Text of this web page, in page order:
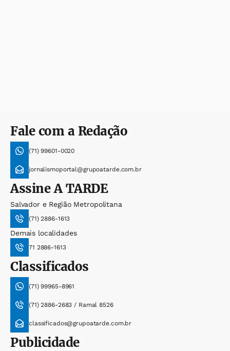
Fale com a Redação
(71) 99601-0020
jornalismoportal@grupoatarde.com.br
AssineA TARDE
Salvador e Região Metropolitana
(71) 2886-1613
Demais localidades
71 2886-1613
Classificados
(71) 99965-8961
(71) 2886-2683 / Ramal 8526
classificados@grupoatarde.com.br
Publicidade